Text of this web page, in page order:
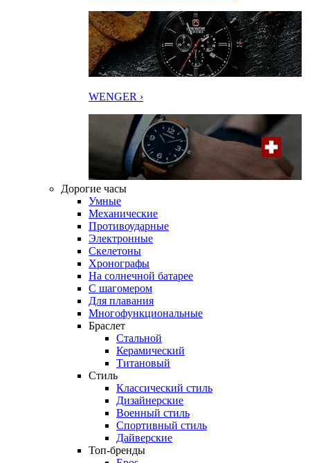
WENGER ›
Дорогие часы
Умные
Механические
Противоударные
Электронные
Скелетоны
Хронографы
На солнечной батарее
С шагомером
Для плавания
Многофункциональные
Браслет
Стальной
Керамический
Титановый
Стиль
Классический стиль
Дизайнерские
Военный стиль
Спортивный стиль
Дайверские
Топ-бренды